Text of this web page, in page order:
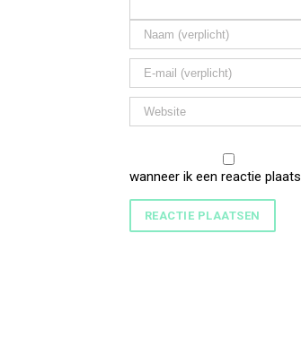
wanneer ik een reactie plaats.